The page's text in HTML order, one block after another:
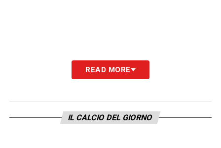
READ MORE
IL CALCIO DEL GIORNO